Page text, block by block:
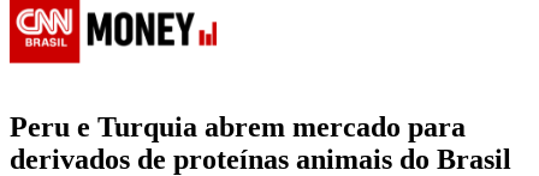
Peru e Turquia abrem mercado para
derivados de proteínas animais do Brasil